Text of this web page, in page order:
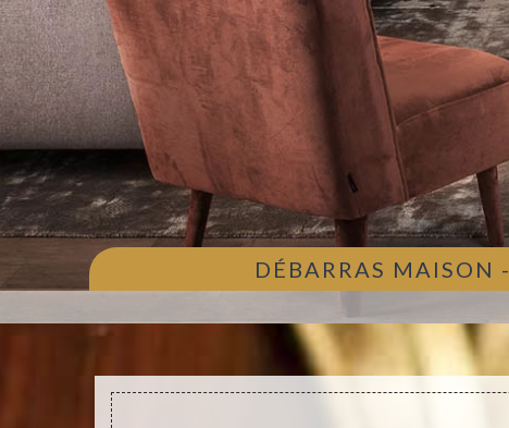
DÉBARRAS MAISON